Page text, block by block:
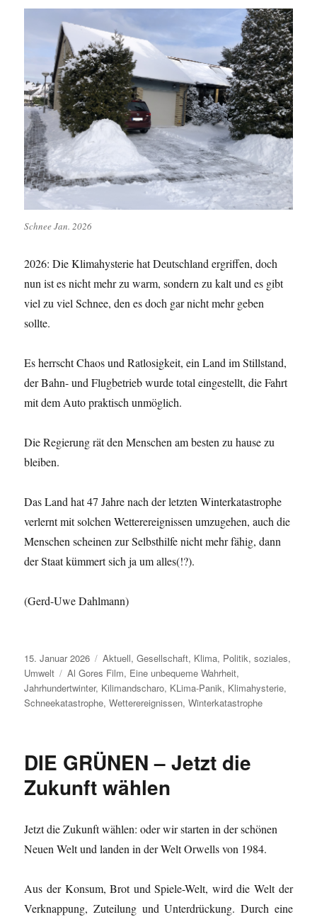
Schnee Jan. 2026
2026: Die Klimahysterie hat Deutschland ergriffen, doch
nun ist es nicht mehr zu warm, sondern zu kalt und es gibt
viel zu viel Schnee, den es doch gar nicht mehr geben
sollte.
Es herrscht Chaos und Ratlosigkeit, ein Land im Stillstand,
der Bahn- und Flugbetrieb wurde total eingestellt, die Fahrt
mit dem Auto praktisch unmöglich.
Die Regierung rät den Menschen am besten zu hause zu
bleiben.
Das Land hat 47 Jahre nach der letzten Winterkatastrophe
verlernt mit solchen Wetterereignissen umzugehen, auch die
Menschen scheinen zur Selbsthilfe nicht mehr fähig, dann
der Staat kümmert sich ja um alles(!?).
(Gerd-Uwe Dahlmann)
Veröffentlicht
am
15. Januar 2026 Kategorien
Aktuell,Gesellschaft, Klima, Politik,soziales,
Umwelt
Schlagwörter
Al Gores Film, Eine unbequeme Wahrheit,
Jahrhundertwinter, Kilimandscharo, KLima-Panik, Klimahysterie,
Schneekatastrophe,Wetterereignissen,Winterkatastrophe
DIE GRÜNEN – Jetzt die
Zukunft wählen
Jetzt die Zukunft wählen: oder wir starten in der schönen
Neuen Welt und landen in der Welt Orwells von 1984.
Aus der Konsum, Brot und Spiele-Welt, wird die Welt der
Verknappung, Zuteilung und Unterdrückung. Durch eine